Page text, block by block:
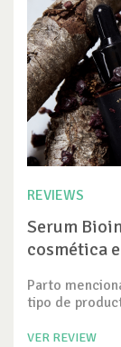
REVIEWS
Serum
cosmética
Parto
tipo de
VER REVIEW